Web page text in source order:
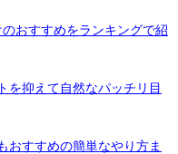
おすすめをランキングで紹
抑えて自然なパッチリ目
すすめの簡単なやり方ま